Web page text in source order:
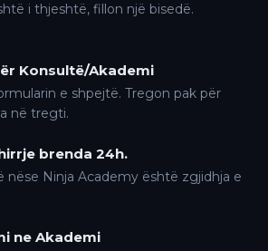
i thjeshtë, fillon një bisedë.
Konsultë/Akademi
e shpejtë. Tregon pak për
në tregti.
brenda 24h.
nëse Ninja Academy është zgjidhja e
ne Akademi